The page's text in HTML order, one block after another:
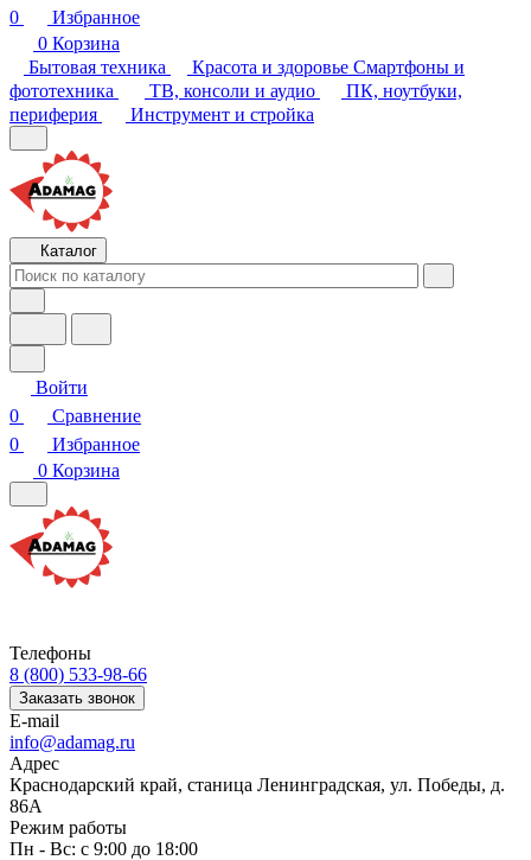
0
Избранное
0 Корзина
Бытовая техника
Красота и здоровье Смартфоны и
фототехника
ТВ, консоли и аудио
ПК, ноутбуки,
периферия
Инструмент и стройка
Каталог
Войти
0
Сравнение
0
Избранное
0 Корзина
Телефоны
8 (800) 533-98-66
Заказать звонок
E-mail
info@adamag.ru
Адрес
Краснодарский край, станица Ленинградская, ул. Победы, д.
86А
Режим работы
Пн - Вс: с 9:00 до 18:00